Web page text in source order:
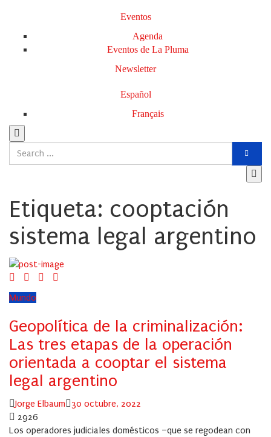
Eventos
Agenda
Eventos de La Pluma
Newsletter
Español
Français
Etiqueta: cooptación
sistema legal argentino
Mundo
Geopolítica de la criminalización:
Las tres etapas de la operación
orientada a cooptar el sistema
legal argentino
Author
Jorge Elbaum
Posted
30 octubre, 2022
2926
Los operadores judiciales domésticos –que se regodean con